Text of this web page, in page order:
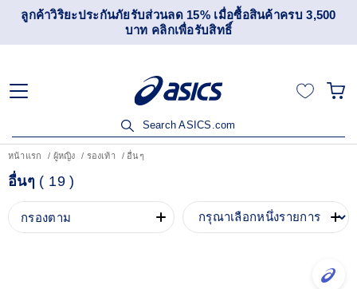
ลูกค้าวิริยะประกันภัยรับส่วนลด 15% เมื่อซื้อสินค้าครบ 3,500
บาท คลิกเพื่อรับสิทธิ์
Search ASICS.com
หน้าแรก ผู้หญิง รองเท้า อื่นๆ
อื่นๆ ( 19)
กรองตาม